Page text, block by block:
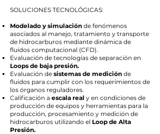
SOLUCIONES TECNOLÓGICAS:​
Modelado y simulación de fenómenos
asociados al manejo, tratamiento y transporte
de hidrocarburos mediante dinámica de
fluidos computacional (CFD).​​
Evaluación de tecnologías de separación en
Loops de baja presión.
Evaluación de sistemas de medición de
fluidos para cumplir con los requerimientos de
los órganos reguladores.
Calificación a escala real y en condiciones de
producción de equipos y herramientas para la
producción, procesamiento y medición de
hidrocarburos utilizando el Loop de Alta
Presión.